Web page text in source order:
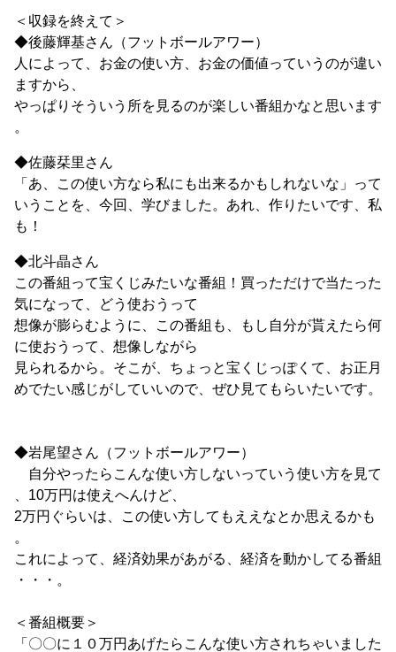
＜収録を終えて＞
◆後藤輝基さん（フットボールアワー）
人によって、お金の使い方、お金の価値っていうのが違い
ますから、
やっぱりそういう所を見るのが楽しい番組かなと思います
。
◆佐藤栞里さん
「あ、この使い方なら私にも出来るかもしれないな」って
いうことを、今回、学びました。あれ、作りたいです、私
も！
◆北斗晶さん
この番組って宝くじみたいな番組！買っただけで当たった
気になって、どう使おうって
想像が膨らむように、この番組も、もし自分が貰えたら何
に使おうって、想像しながら
見られるから。そこが、ちょっと宝くじっぽくて、お正月
めでたい感じがしていいので、ぜひ見てもらいたいです。
◆岩尾望さん（フットボールアワー）
自分やったらこんな使い方しないっていう使い方を見て
、10万円は使えへんけど、
2万円ぐらいは、この使い方してもええなとか思えるかも
。
これによって、経済効果があがる、経済を動かしてる番組
・・・。
＜番組概要＞
「〇〇に１０万円あげたらこんな使い方されちゃいました